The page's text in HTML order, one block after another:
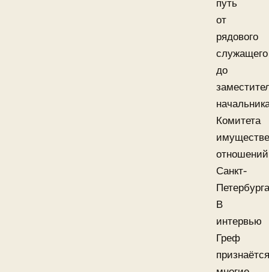
путь
от
рядового
служащего
до
Комитета
отношений
Санкт-
В
интервью
Греф